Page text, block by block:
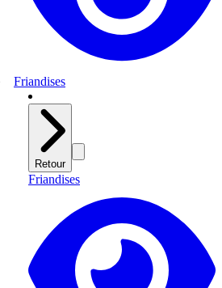
Friandises
Retour
Friandises